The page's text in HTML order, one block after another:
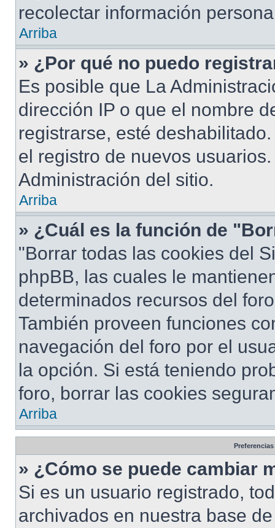
recolectar información
Arriba
» ¿Por qué no puedo
Es posible que La
dirección IP o que el nombre
registrarse, esté
el registro de nuevos
Administración del sitio.
Arriba
» ¿Cuál es la función de
"Borrar todas las cookies del
phpBB, las cuales le
determinados recursos del
También proveen funciones
navegación del foro por el
la opción. Si está teniendo
foro, borrar las cookies
Arriba
» ¿Cómo se puede cambiar
Si es un usuario registrado,
archivados en nuestra base